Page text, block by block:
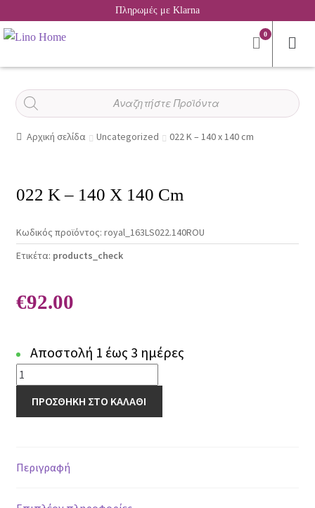
Πληρωμές με Klarna
0
Αναζήτηση
προϊόντων
Αρχική σελίδα Uncategorized 022 K – 140 x 140 cm
022 K – 140 X 140 Cm
Κωδικός προϊόντος: royal_163LS022.140ROU
Ετικέτα: products_check
€92.00
Αποστολή 1 έως 3 ημέρες
022
K
cm
ΠΡΟΣΘΗΚΗ ΣΤΟ ΚΑΛΑΘΙ
Περιγραφή